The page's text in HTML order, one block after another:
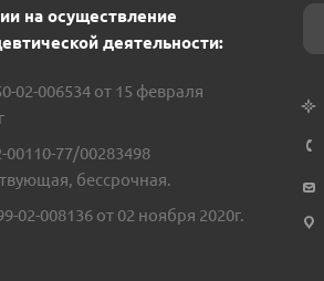
на осуществление
деятельности:
02-006534 от 15 февраля
00110-77/00283498
бессрочная.
02-008136 от 02 ноября 2020г.